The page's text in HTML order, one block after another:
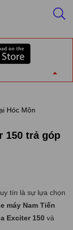
Hóc Môn
150 trả góp
uy tín là sự lựa chọn
máy Nam Tiến
Exciter 150 và